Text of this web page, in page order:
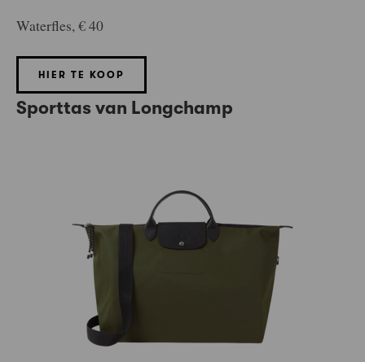
Waterfles, € 40
HIER TE KOOP
Sporttas van Longchamp